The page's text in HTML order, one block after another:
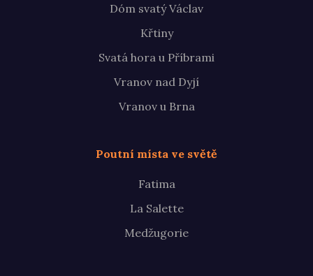
Dóm svatý Václav
Křtiny
Svatá hora u Příbrami
Vranov nad Dyjí
Vranov u Brna
Poutní místa ve světě
Fatima
La Salette
Medžugorie